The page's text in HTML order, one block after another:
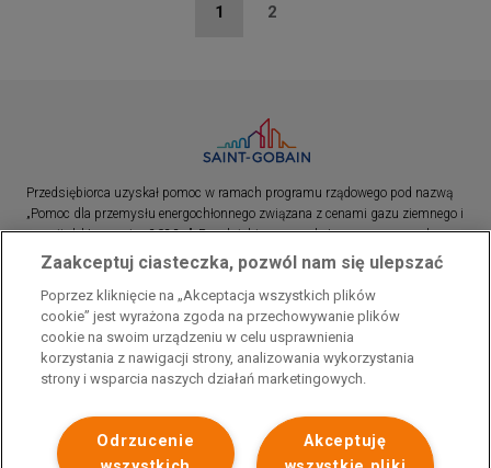
Bieżąca
1 Strona
2
Przedsiębiorca uzyskał pomoc w ramach programu rządowego pod nazwą
„Pomoc dla przemysłu energochłonnego związana z cenami gazu ziemnego i
energii elektrycznej w 2023 r.”. Przedsiębiorca uzyskał pomoc w ramach
programu rządowego pod nazwą: „Pomoc dla sektorów energochłonnych
związana z nagłymi wzrostami cen gazu ziemnego i energii elektrycznej w
2022 r.”
Zaakceptuj ciasteczka, pozwól nam się ulepszać
Poprzez kliknięcie na „Akceptacja wszystkich plików
cookie” jest wyrażona zgoda na przechowywanie plików
cookie na swoim urządzeniu w celu usprawnienia
korzystania z nawigacji strony, analizowania wykorzystania
strony i wsparcia naszych działań marketingowych.
Akceptuję
Odrzucenie